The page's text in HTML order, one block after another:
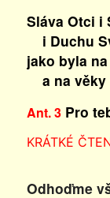
Sláva Otci i
i Duchu
jako byla
a na věky
Ant. 3Pro
KRÁTKÉ
Odhoďme